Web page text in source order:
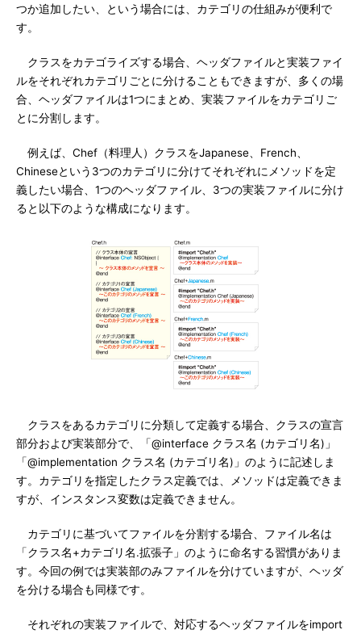
つか追加したい、という場合には、カテゴリの仕組みが便利で
す。
クラスをカテゴライズする場合、ヘッダファイルと実装ファイ
ルをそれぞれカテゴリごとに分けることもできますが、多くの場
合、ヘッダファイルは1つにまとめ、実装ファイルをカテゴリご
とに分割します。
例えば、Chef（料理人）クラスをJapanese、French、
Chineseという3つのカテゴリに分けてそれぞれにメソッドを定
義したい場合、1つのヘッダファイル、3つの実装ファイルに分け
ると以下のような構成になります。
クラスをあるカテゴリに分類して定義する場合、クラスの宣言
部分および実装部分で、「@interface クラス名 (カテゴリ名)」
「@implementation クラス名 (カテゴリ名)」のように記述しま
す。カテゴリを指定したクラス定義では、メソッドは定義できま
すが、インスタンス変数は定義できません。
カテゴリに基づいてファイルを分割する場合、ファイル名は
「クラス名+カテゴリ名.拡張子」のように命名する習慣がありま
す。今回の例では実装部のみファイルを分けていますが、ヘッダ
を分ける場合も同様です。
それぞれの実装ファイルで、対応するヘッダファイルをimport